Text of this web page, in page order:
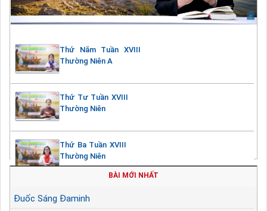
Thứ Năm Tuần XVIII
Thường Niên A
Thứ Tư Tuần XVIII
Thường Niên
Thứ Ba Tuần XVIII
Thường Niên
BÀI MỚI NHẤT
Đuốc Sáng Đaminh